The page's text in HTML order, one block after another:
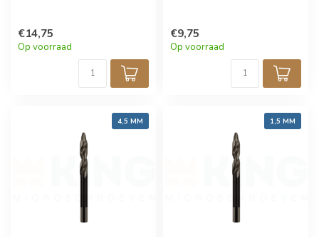
€14,75
Op voorraad
€9,75
Op voorraad
4,5 MM 1,5 MM